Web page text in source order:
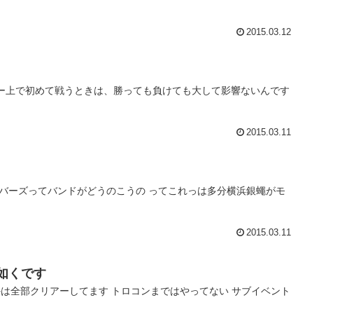
2015.03.12
で初めて戦うときは、勝っても負けても大して影響ないんです
2015.03.11
ズってバンドがどうのこうの ってこれっは多分横浜銀蠅がモ
2015.03.11
くです
全部クリアーしてます トロコンまではやってない サブイベント